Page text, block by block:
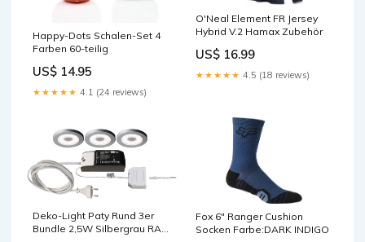
Happy-Dots Schalen-Set 4
Farben 60-teilig
US$ 14.95
★★★★★ 4.1 (24 reviews)
O'Neal Element FR Jersey
Hybrid V.2 Hamax Zubehör
US$ 16.99
★★★★★ 4.5 (18 reviews)
Deko-Light Paty Rund 3er
Bundle 2,5W Silbergrau RAL
Fox 6" Ranger Cushion
Socken Farbe:DARK INDIGO